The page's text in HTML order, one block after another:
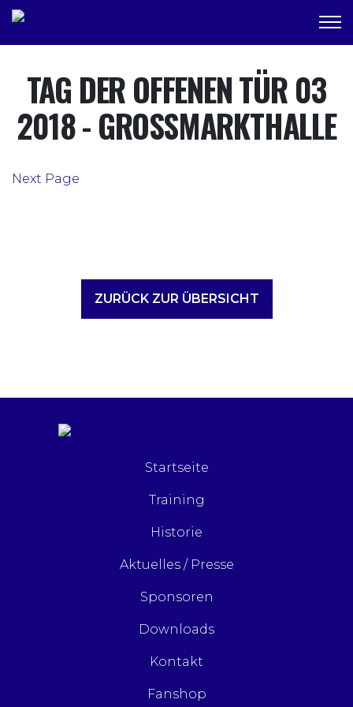
TAG DER OFFENEN TÜR 03
2018 - GROSSMARKTHALLE
Next Page
ZURÜCK ZUR ÜBERSICHT
Startseite
Training
Historie
Aktuelles / Presse
Sponsoren
Downloads
Kontakt
Fanshop